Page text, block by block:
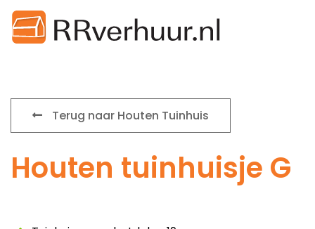
Terug naar Houten Tuinhuis
Houten tuinhuisje G